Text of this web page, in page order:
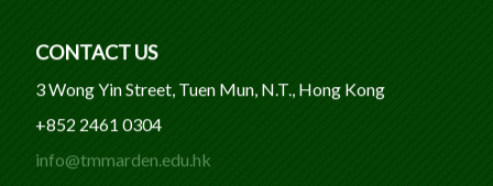
CONTACT US
3 Wong Yin Street, Tuen Mun, N.T., Hong Kong
+852 2461 0304
info@tmmarden.edu.hk